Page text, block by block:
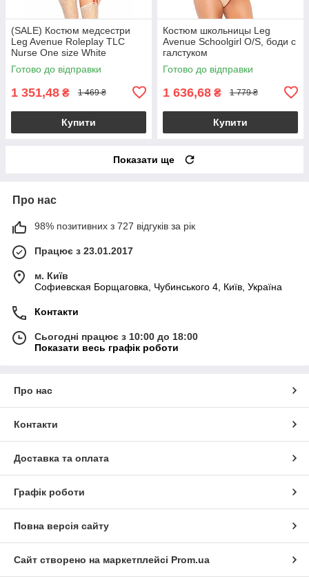
(SALE) Костюм медсестри
Leg Avenue Roleplay TLC
Nurse One size White
Готово до відправки
1 351,48 ₴ 1 469 ₴
Купити
Костюм школьницы Leg
Avenue Schoolgirl O/S, боди с
галстуком
Готово до відправки
1 636,68 ₴ 1 779 ₴
Купити
Показати ще
Про нас
98% позитивних з 727 відгуків за рік
Працює з 23.01.2017
м. Київ
Софиевская Борщаговка, Чубинського 4, Київ, Україна
Контакти
Сьогодні працює з 10:00 до 18:00
Показати весь графік роботи
Про нас
Контакти
Доставка та оплата
Графік роботи
Повна версія сайту
Сайт створено на маркетплейсі Prom.ua